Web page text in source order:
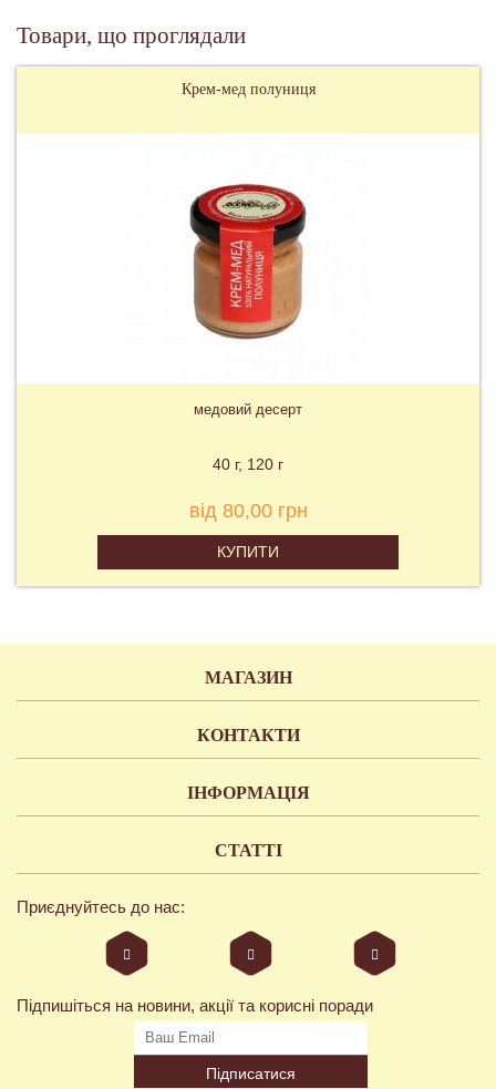
Товари, що проглядали
Крем-мед полуниця
медовий десерт
40 г 120 г
від 80,00 грн
КУПИТИ
МАГАЗИН
КОНТАКТИ
ІНФОРМАЦІЯ
СТАТТІ
Приєднуйтесь до нас:
Підпишіться на новини, акції та корисні поради
Підписатися